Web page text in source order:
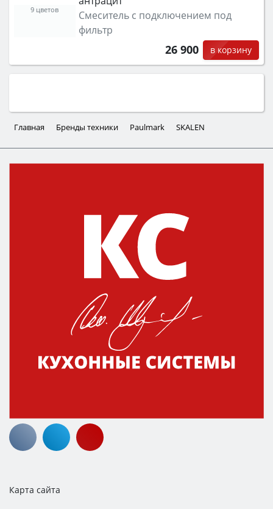
Смеситель с подключением под
фильтр
26 900 в корзину
9 цветов
Главная Бренды техники Paulmark SKALEN
Карта сайта